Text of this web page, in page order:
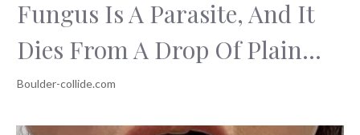
Fungus Is A Parasite, And It
Dies From A Drop Of Plain...